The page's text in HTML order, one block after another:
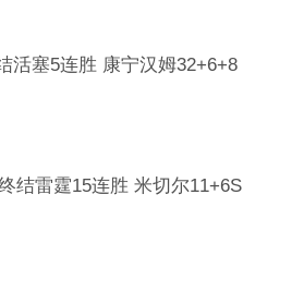
活塞5连胜 康宁汉姆32+6+8
结雷霆15连胜 米切尔11+6S